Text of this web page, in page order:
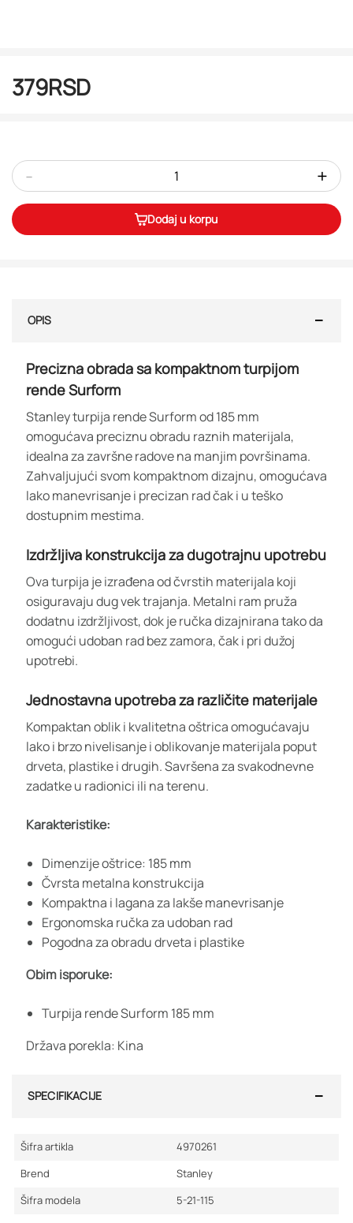
379RSD
- +
Dodaj u korpu
OPIS
Precizna obrada sa kompaktnom turpijom
rende Surform
Stanley turpija rende Surform od 185 mm
omogućava preciznu obradu raznih materijala,
idealna za završne radove na manjim površinama.
Zahvaljujući svom kompaktnom dizajnu, omogućava
lako manevrisanje i precizan rad čak i u teško
dostupnim mestima.
Izdržljiva konstrukcija za dugotrajnu upotrebu
Ova turpija je izrađena od čvrstih materijala koji
osiguravaju dug vek trajanja. Metalni ram pruža
dodatnu izdržljivost, dok je ručka dizajnirana tako da
omogući udoban rad bez zamora, čak i pri dužoj
upotrebi.
Jednostavna upotreba za različite materijale
Kompaktan oblik i kvalitetna oštrica omogućavaju
lako i brzo nivelisanje i oblikovanje materijala poput
drveta, plastike i drugih. Savršena za svakodnevne
zadatke u radionici ili na terenu.
Karakteristike:
Dimenzije oštrice: 185 mm
Čvrsta metalna konstrukcija
Kompaktna i lagana za lakše manevrisanje
Ergonomska ručka za udoban rad
Pogodna za obradu drveta i plastike
Obim isporuke:
Turpija rende Surform 185 mm
Država porekla: Kina
SPECIFIKACIJE
Šifra artikla
4970261
Brend
Stanley
Šifra modela
5-21-115